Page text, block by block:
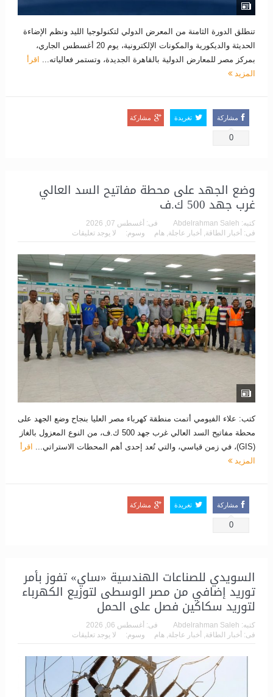
تنطلق الدورة الثامنة من المعرض الدولي لتكنولوجيا الليد ونظم الإضاءة
الحديثة والديكورية والمكونات الإلكترونية، يوم 20 أغسطس الجاري،
بمركز مصر للمعارض الدولية بالقاهرة الجديدة، وتستمر فعالياته...
اقرأ
المزيد
مشاركة
0
تغريدة مشاركة
وضع الجهد على محطة مفاتيح السد العالي
غرب جهد 500 ك.ف
كتبه: Abdelrahman Saleh فى: أغسطس 07, 2026
فى: أخبار الطاقة, أخبار عاجلة, هام وسوم: لا يوجد تعليقات
كتب: علاء الفيومي أتمت منطقة كهرباء مصر العليا بنجاح وضع الجهد على
محطة مفاتيح السد العالي غرب جهد 500 ك.ف، من النوع المعزول بالغاز
(GIS)، في زمن قياسي، والتي تُعد إحدى أهم المحطات الاستراتي...
اقرأ
المزيد
مشاركة
0
تغريدة مشاركة
السويدي للصناعات الهندسية «ساي» تفوز بأمر
توريد إضافي من مصر الوسطى لتوزيع الكهرباء
لتوريد سكاكين فصل على الحمل
كتبه: Abdelrahman Saleh فى: أغسطس 06, 2026
فى: أخبار الطاقة, أخبار عاجلة, هام وسوم: لا يوجد تعليقات